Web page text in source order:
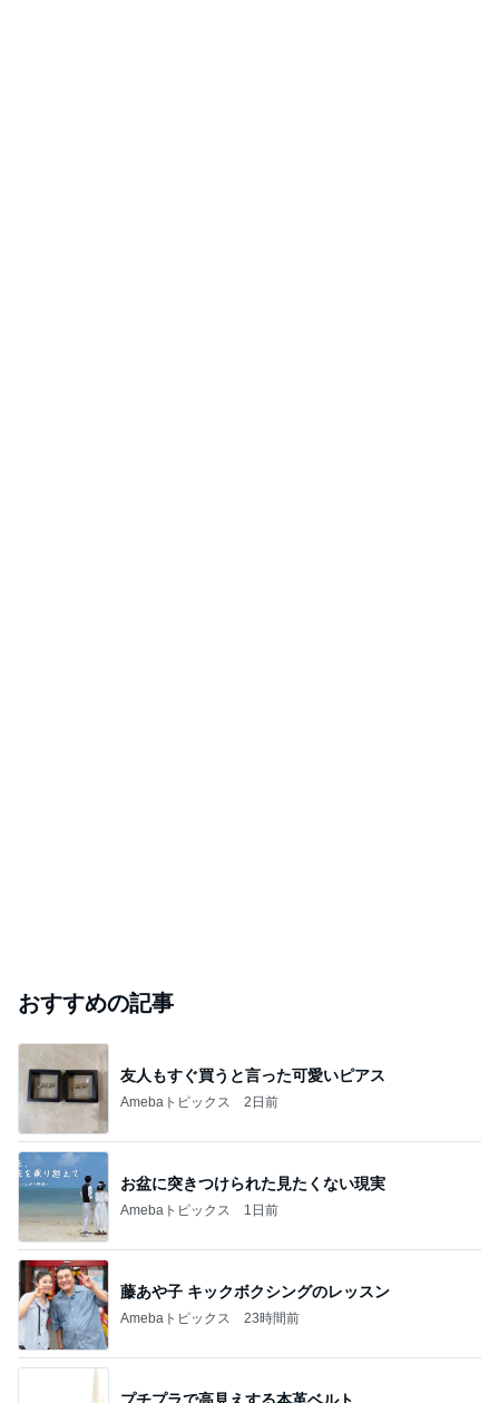
おすすめの記事
友人もすぐ買うと言った可愛いピアス
Amebaトピックス 2日前
お盆に突きつけられた見たくない現実
Amebaトピックス 1日前
藤あや子 キックボクシングのレッスン
Amebaトピックス 23時間前
プチプラで高見えする本革ベルト